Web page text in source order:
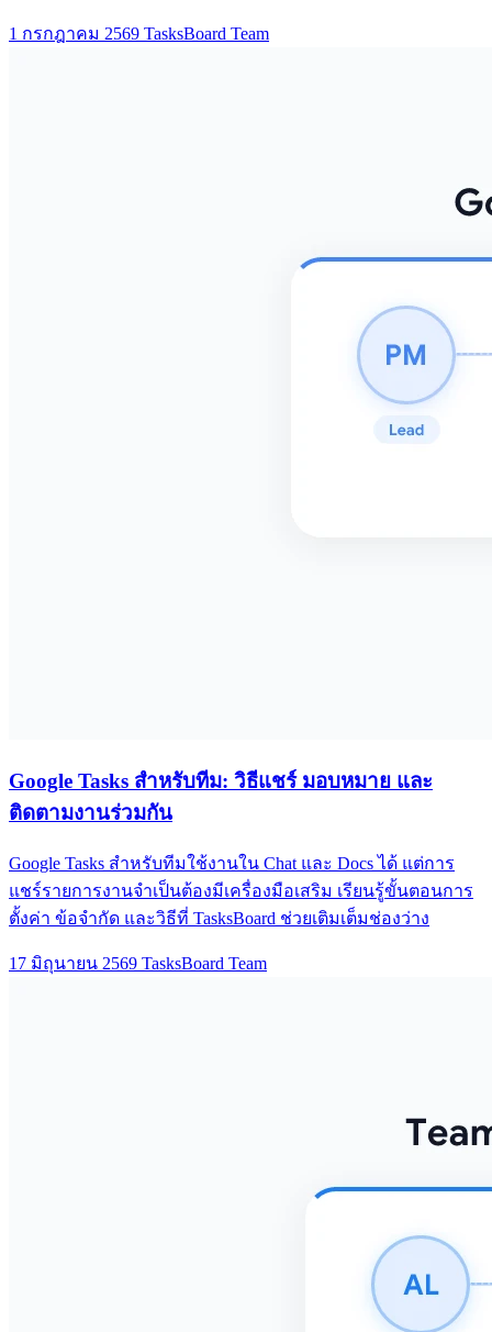
1 กรกฎาคม 2569 TasksBoard Team
Google Tasks สำหรับทีม: วิธีแชร์ มอบหมาย และ
ติดตามงานร่วมกัน
Google Tasks สำหรับทีมใช้งานใน Chat และ Docs ได้ แต่การ
แชร์รายการงานจำเป็นต้องมีเครื่องมือเสริม เรียนรู้ขั้นตอนการ
ตั้งค่า ข้อจำกัด และวิธีที่ TasksBoard ช่วยเติมเต็มช่องว่าง
17 มิถุนายน 2569 TasksBoard Team